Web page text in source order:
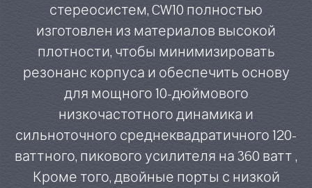
стереосистем, CW10 полностью
изготовлен из материалов высокой
плотности, чтобы минимизировать
резонанс корпуса и обеспечить основу
для мощного 10-дюймового
низкочастотного динамика и
сильноточного среднеквадратичного 120-
ваттного, пикового усилителя на 360 ватт ,
Кроме того, двойные порты с низкой